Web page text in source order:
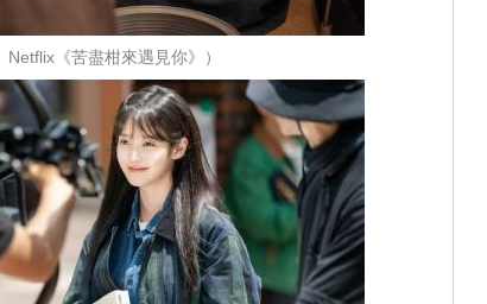
Netflix《苦盡柑來遇見你》）